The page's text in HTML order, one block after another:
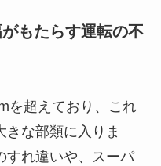
もたらす運転の不
を超えており、これ
きな部類に入りま
すれ違いや、スーパ